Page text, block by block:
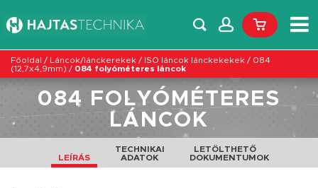
Főoldal / Láncok/lánckerekek / ISO láncok lánckekekek / 084
(12,7x4,9mm) / 084 folyóméteres láncok
084 FOLYÓMÉTERES
LÁNCOK
LEÍRÁS
TECHNIKAI
ADATOK
LETÖLTHETŐ
DOKUMENTUMOK